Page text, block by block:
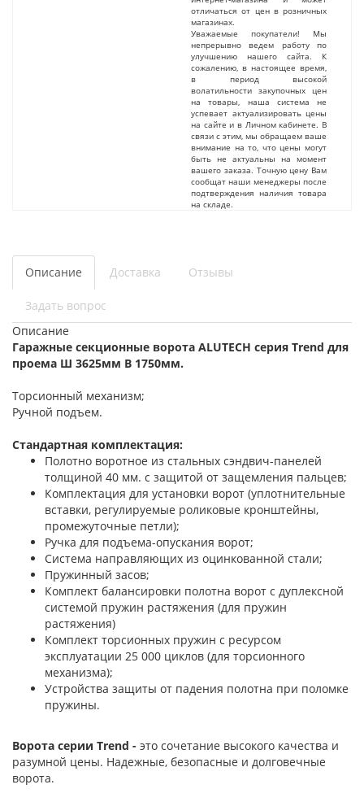
отличаться от цен в розничных
магазинах.
Уважаемые покупатели! Мы
непрерывно ведем работу по
улучшению нашего сайта. К
сожалению, в настоящее время,
в период высокой
волатильности закупочных цен
на товары, наша система не
успевает актуализировать цены
на сайте и в Личном кабинете. В
связи с этим, мы обращаем ваше
внимание на то, что цены могут
быть не актуальны на момент
вашего заказа. Точную цену Вам
сообщат наши менеджеры после
подтверждения наличия товара
на складе.
Описание Доставка Отзывы
Задать вопрос
Описание
Гаражные секционные ворота ALUTECH серия Trend для
проема Ш 3625мм В 1750мм.
Торсионный механизм;
Ручной подъем.
Стандартная комплектация:
Полотно воротное из стальных сэндвич-панелей
толщиной 40 мм. с защитой от защемления пальцев;
Комплектация для установки ворот (уплотнительные
вставки, регулируемые роликовые кронштейны,
промежуточные петли);
Ручка для подъема-опускания ворот;
Система направляющих из оцинкованной стали;
Пружинный засов;
Комплект балансировки полотна ворот с дуплексной
системой пружин растяжения (для пружин
растяжения)
Комплект торсионных пружин с ресурсом
эксплуатации 25 000 циклов (для торсионного
механизма);
Устройства защиты от падения полотна при поломке
пружины.
Ворота серии Trend - это сочетание высокого качества и
разумной цены. Надежные, безопасные и долговечные
ворота.